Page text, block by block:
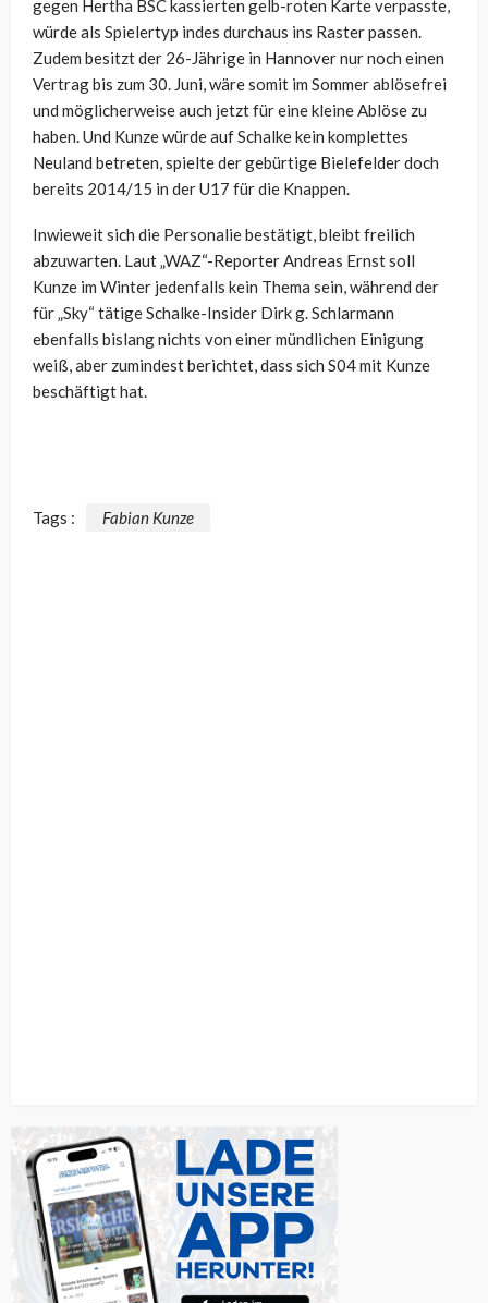
gegen Hertha BSC kassierten gelb-roten Karte verpasste,
würde als Spielertyp indes durchaus ins Raster passen.
Zudem besitzt der 26-Jährige in Hannover nur noch einen
Vertrag bis zum 30. Juni, wäre somit im Sommer ablösefrei
und möglicherweise auch jetzt für eine kleine Ablöse zu
haben. Und Kunze würde auf Schalke kein komplettes
Neuland betreten, spielte der gebürtige Bielefelder doch
bereits 2014/15 in der U17 für die Knappen.
Inwieweit sich die Personalie bestätigt, bleibt freilich
abzuwarten. Laut „WAZ“-Reporter Andreas Ernst soll
Kunze im Winter jedenfalls kein Thema sein, während der
für „Sky“ tätige Schalke-Insider Dirk g. Schlarmann
ebenfalls bislang nichts von einer mündlichen Einigung
weiß, aber zumindest berichtet, dass sich S04 mit Kunze
beschäftigt hat.
Tags : Fabian Kunze